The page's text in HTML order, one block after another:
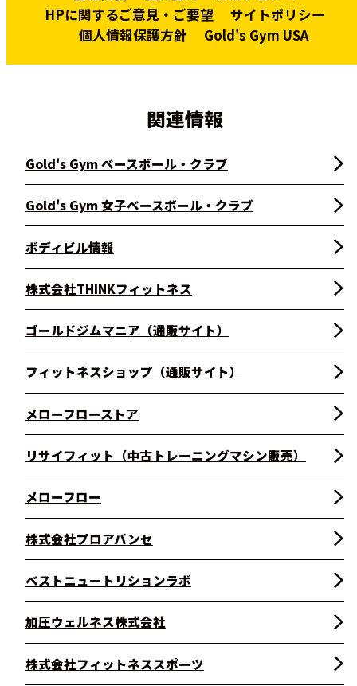
HPに関するご意見・ご要望
サイトポリシー
個人情報保護方針
Gold's Gym USA
関連情報
Gold's Gym ベースボール・クラブ
Gold's Gym 女子ベースボール・クラブ
ボディビル情報
株式会社THINKフィットネス
ゴールドジムマニア（通販サイト）
フィットネスショップ（通販サイト）
メローフローストア
リサイフィット（中古トレーニングマシン販売）
メローフロー
株式会社プロアバンセ
ベストニュートリションラボ
加圧ウェルネス株式会社
株式会社フィットネススポーツ